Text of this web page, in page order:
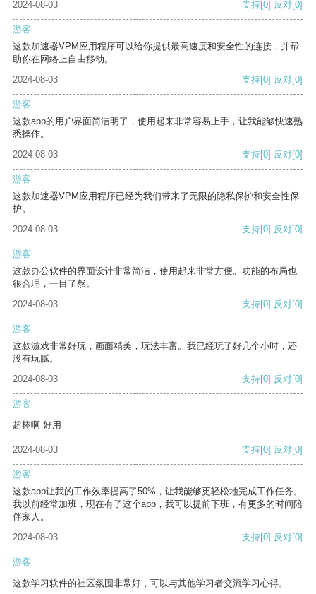
2024-08-03 支持[0] 反对[0]
游客
这款加速器VPM应用程序可以给你提供最高速度和安全性的连接，并帮
助你在网络上自由移动。
2024-08-03
支持[0] 反对[0]
游客
这款app的用户界面简洁明了，使用起来非常容易上手，让我能够快速熟
悉操作。
2024-08-03
支持[0] 反对[0]
游客
这款加速器VPM应用程序已经为我们带来了无限的隐私保护和安全性保
护。
2024-08-03
支持[0] 反对[0]
游客
这款办公软件的界面设计非常简洁，使用起来非常方便。功能的布局也
很合理，一目了然。
2024-08-03
支持[0] 反对[0]
游客
这款游戏非常好玩，画面精美，玩法丰富。我已经玩了好几个小时，还
没有玩腻。
2024-08-03
支持[0] 反对[0]
游客
超棒啊 好用
2024-08-03 支持[0] 反对[0]
游客
这款app让我的工作效率提高了50%，让我能够更轻松地完成工作任务。
我以前经常加班，现在有了这个app，我可以提前下班，有更多的时间陪
伴家人。
2024-08-03
支持[0] 反对[0]
游客
这款学习软件的社区氛围非常好，可以与其他学习者交流学习心得。